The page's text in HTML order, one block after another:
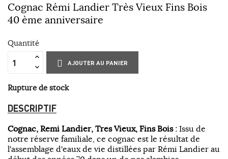
Cognac Rémi Landier Très Vieux Fins Bois
40 ème anniversaire
Quantité
AJOUTER AU PANIER
Rupture de stock
DESCRIPTIF
Cognac, Remi Landier, Tres Vieux, Fins Bois : Issu de
notre réserve familiale, ce cognac est le résultat de
l'assemblage d'eaux de vie distillées par Rémi Landier au